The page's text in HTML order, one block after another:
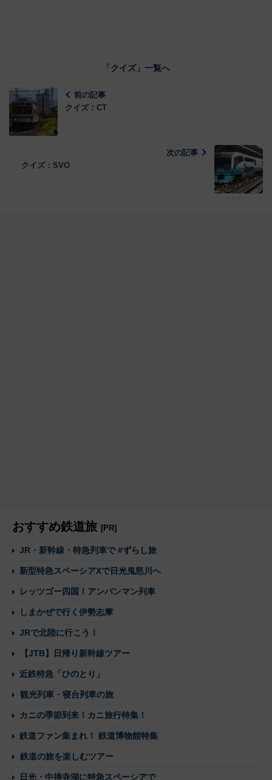
「クイズ」一覧へ
前の記事
クイズ：CT
次の記事
クイズ：SVO
おすすめ鉄道旅 [PR]
JR・新幹線・特急列車で #ずらし旅
新型特急スペーシアXで日光鬼怒川へ
レッツゴー四国！アンパンマン列車
しまかぜで行く伊勢志摩
JRで北陸に行こう！
【JTB】日帰り新幹線ツアー
近鉄特急「ひのとり」
観光列車・寝台列車の旅
カニの季節到来！カニ旅行特集！
鉄道ファン集まれ！ 鉄道博物館特集
鉄道の旅を楽しむツアー
日光・中禅寺湖に特急スペーシアで